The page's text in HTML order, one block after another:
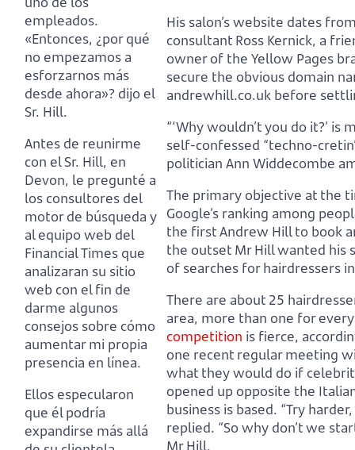
empleados.
«Entonces, ¿por qué
no empezamos a
esforzarnos más
desde ahora»? dijo el
Sr. Hill.
Antes de reunirme
con el Sr. Hill, en
Devon, le pregunté a
los consultores del
motor de búsqueda y
al equipo web del
Financial Times que
analizaran su sitio
web con el fin de
darme algunos
consejos sobre cómo
aumentar mi propia
presencia en línea.
Ellos especularon
que él podría
expandirse más allá
His salon’s website dates
consultant Ross Kernick, a
owner of the Yellow Pages
secure the obvious domain
andrewhill.co.uk before
“‘Why wouldn’t you do it?’ is
self-confessed “techno-
politician Ann Widdecombe
The primary objective at the
Google’s ranking among
the first Andrew Hill to book
the outset Mr Hill wanted his
of searches for hairdressers
There are about 25
area, more than one for
competition is fierce,
one recent regular meeting
what they would do if
opened up opposite the
business is based. “Try
replied. “So why don’t we
Mr Hill.